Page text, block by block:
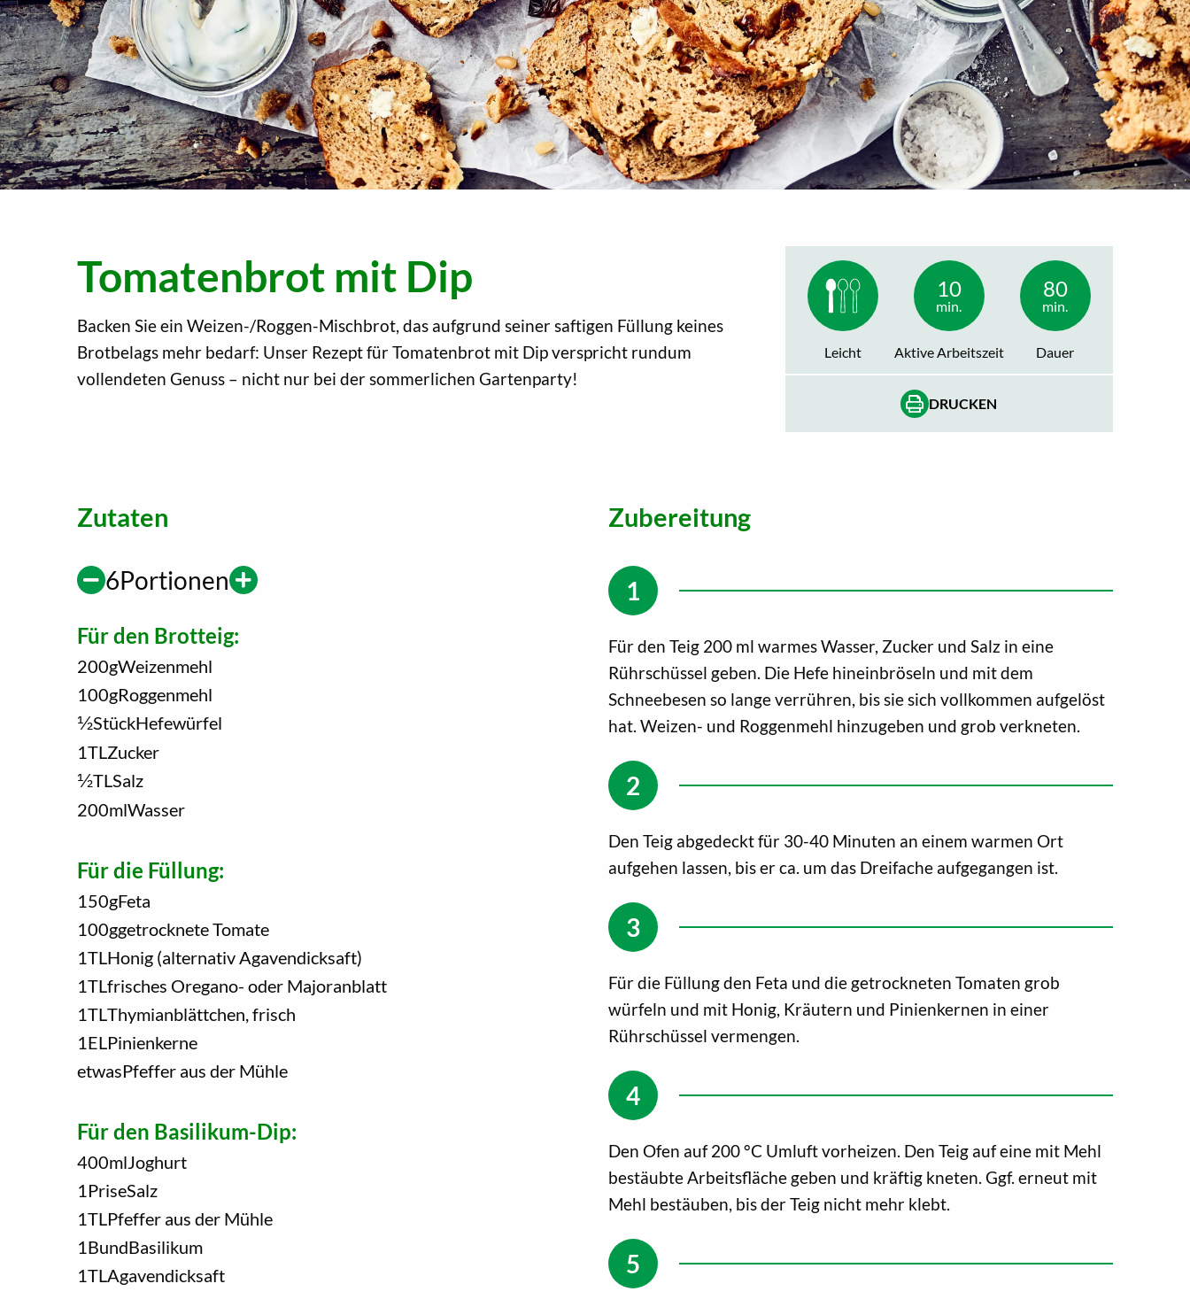
Tomatenbrot mit Dip
Backen Sie ein Weizen-/Roggen-Mischbrot, das aufgrund seiner saftigen Füllung keines
Brotbelags mehr bedarf: Unser Rezept für Tomatenbrot mit Dip verspricht rundum
vollendeten Genuss – nicht nur bei der sommerlichen Gartenparty!
Leicht
10
min.
Aktive Arbeitszeit
80
min.
Dauer
DRUCKEN
Zutaten
6Portionen
Für den Brotteig:
200gWeizenmehl
100gRoggenmehl
1/2StückHefewürfel
1TL Zucker
1/2TL Salz
200mlWasser
Für die Füllung:
150gFeta
100ggetrocknete Tomate
1TL Honig (alternativ Agavendicksaft)
1TL frisches Oregano- oder Majoranblatt
1TL Thymianblättchen, frisch
1 EL Pinienkerne
etwasPfeffer aus der Mühle
Für den Basilikum-Dip:
400ml Joghurt
1 PriseSalz
1TL Pfeffer aus der Mühle
1 BundBasilikum
1TL Agavendicksaft
Zubereitung
Für den Teig 200 ml warmes Wasser, Zucker und Salz in eine
Rührschüssel geben. Die Hefe hineinbröseln und mit dem
Schneebesen so lange verrühren, bis sie sich vollkommen aufgelöst
hat. Weizen- und Roggenmehl hinzugeben und grob verkneten.
Den Teig abgedeckt für 30-40 Minuten an einem warmen Ort
aufgehen lassen, bis er ca. um das Dreifache aufgegangen ist.
Für die Füllung den Feta und die getrockneten Tomaten grob
würfeln und mit Honig, Kräutern und Pinienkernen in einer
Rührschüssel vermengen.
Den Ofen auf 200 °C Umluft vorheizen. Den Teig auf eine mit Mehl
bestäubte Arbeitsfläche geben und kräftig kneten. Ggf. erneut mit
Mehl bestäuben, bis der Teig nicht mehr klebt.